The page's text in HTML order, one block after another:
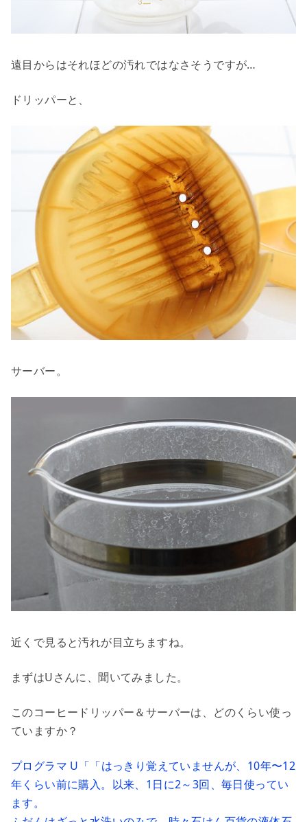
遠目からはそれほどの汚れではなさそうですが…
ドリッパーと、
サーバー。
近くで見ると汚れが目立ちますね。
まずはUさんに、聞いてみました。
このコーヒードリッパー＆サーバーは、どのくらい使っ
ていますか？
プログラマ U「「はっきり覚えていませんが、10年〜12
年くらい前に購入。以来、1日に2～3回、毎日使ってい
ます。